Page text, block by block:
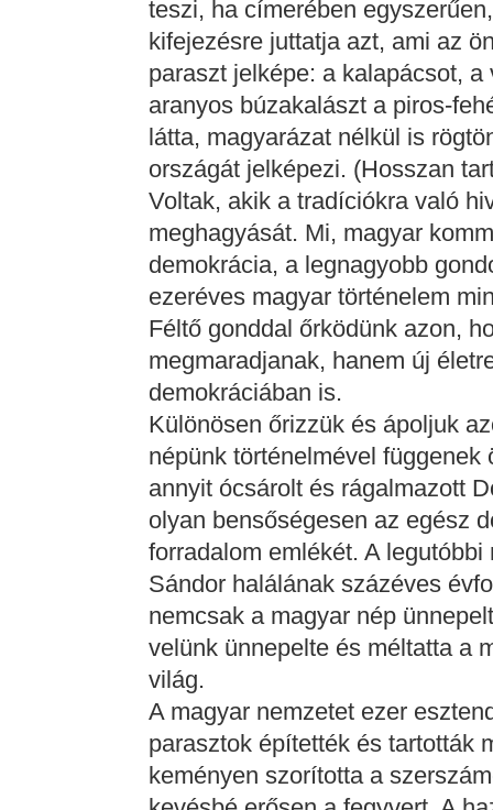
teszi, ha címerében
kifejezésre juttatja azt, ami az
paraszt jelképe: a kalapácsot,
aranyos búzakalászt a piros-
látta, magyarázat nélkül is
országát jelképezi. (Hosszan
Voltak, akik a tradíciókra való
meghagyását. Mi, magyar
demokrácia, a legnagyobb
ezeréves magyar történelem
Féltő gonddal őrködünk azon,
megmaradjanak, hanem új
demokráciában is.
Különösen őrizzük és ápoljuk
népünk történelmével
annyit ócsárolt és rágalmazott
olyan bensőségesen az egész
forradalom emlékét. A
Sándor halálának százéves
nemcsak a magyar nép
velünk ünnepelte és méltatta a
világ.
A magyar nemzetet ezer
parasztok építették és tartották
keményen szorította a